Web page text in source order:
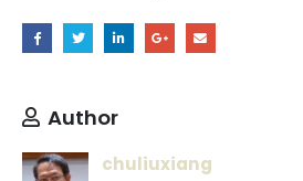
Author
chuliuxiang